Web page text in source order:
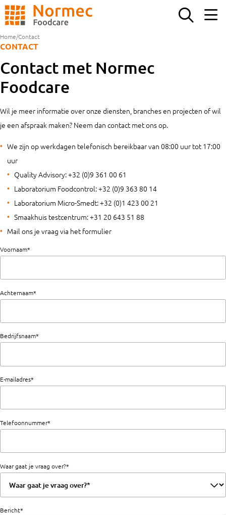
ZOEKEN
Home/Contact
CONTACT
Contact met Normec
Foodcare
Wil je meer informatie over onze diensten, branches en projecten of wil
je een afspraak maken? Neem dan contact met ons op.
We zijn op werkdagen telefonisch bereikbaar van 08:00 uur tot 17:00
uur
Quality Advisory: +32 (0)9 361 00 61
Laboratorium Foodcontrol: +32 (0)9 363 80 14
Laboratorium Micro-Smedt: +32 (0)1 423 00 21
Smaakhuis testcentrum: +31 20 643 51 88
Mail ons je vraag via het formulier
Voornaam*
Achternaam*
Bedrijfsnaam*
E-mailadres*
Telefoonnummer*
Waar gaat je vraag over?*
Bericht*